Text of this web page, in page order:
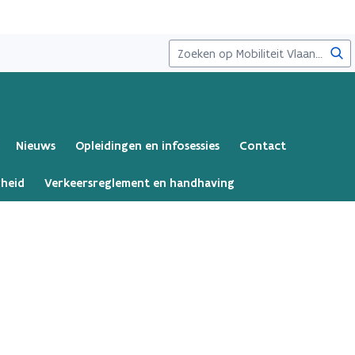
Nieuws Opleidingen en infosessies Contact
Verkeersreglement en handhaving